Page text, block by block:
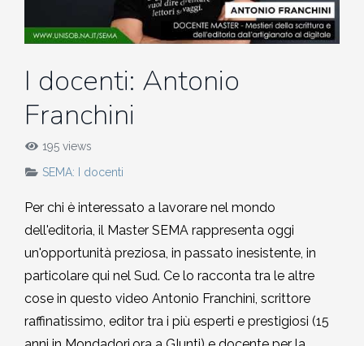
I docenti: Antonio
Franchini
195 views
SEMA: I docenti
Per chi è interessato a lavorare nel mondo
dell'editoria, il Master SEMA rappresenta oggi
un'opportunità preziosa, in passato inesistente, in
particolare qui nel Sud. Ce lo racconta tra le altre
cose in questo video Antonio Franchini, scrittore
raffinatissimo, editor tra i più esperti e prestigiosi (15
MEDITAZIONE E CRESCITA PERSONALE
2016-2017
2015-2016
2014-2015
2013-2014
2012-2013
2011-2012
5. Hu Yua, Gallardo, Garro,
6. Bufalino, Nafisi, Attanasio,
Petrignani
5. Queneau, Perec, Aragona,
Storia: 2018
Storia: 2017
Storia: 2014
Storia: 2013
Storia: 2012
Storia: 2011